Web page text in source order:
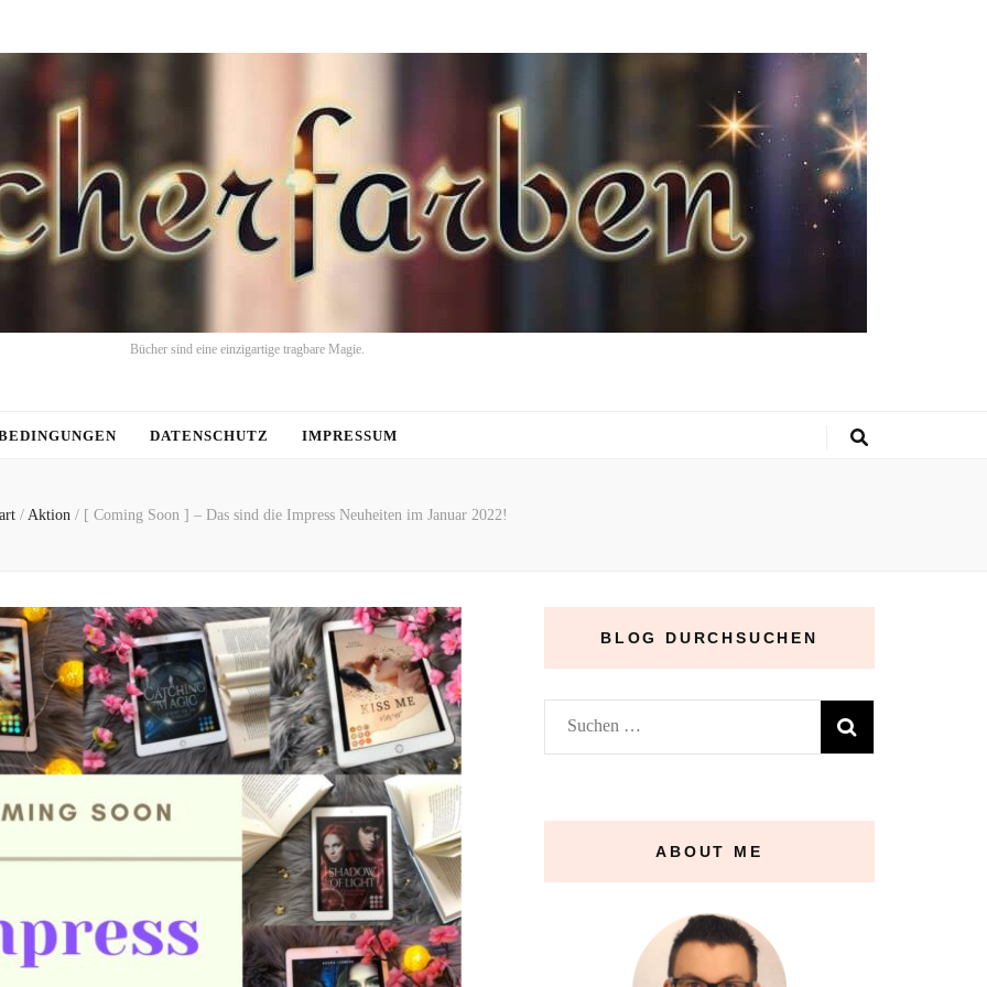
Bücher sind eine einzigartige tragbare Magie.
DATENSCHUTZ IMPRESSUM
/ Aktion / [ Coming Soon ] – Das sind die Impress Neuheiten im Januar 2022!
BLOG DURCHSUCHEN
Suchen
nach:
ABOUT ME